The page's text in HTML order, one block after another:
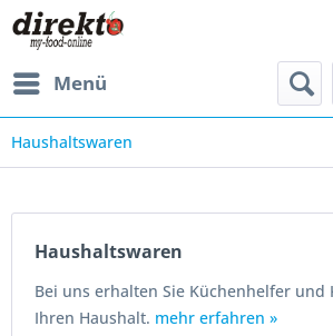
Menü
Haushaltswaren
Haushaltswaren
Bei uns erhalten Sie Küchenhelfer und
Ihren Haushalt. mehr erfahren »